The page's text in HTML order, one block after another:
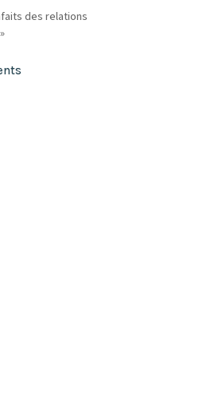
des relations